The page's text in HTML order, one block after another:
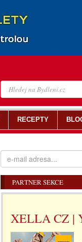
PARTNER SEKCE
XELLA CZ |
RECEPTY